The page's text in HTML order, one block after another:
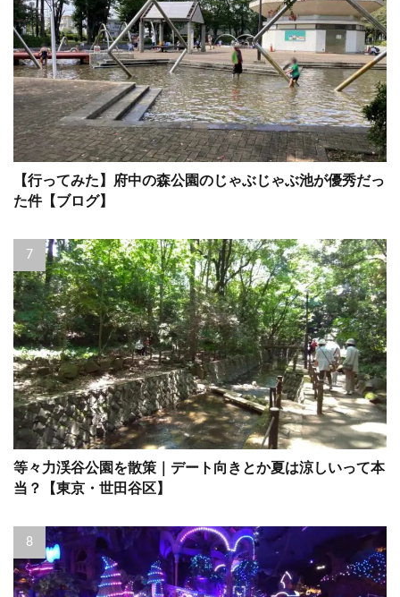
【行ってみた】府中の森公園のじゃぶじゃぶ池が優秀だっ
た件【ブログ】
等々力渓谷公園を散策｜デート向きとか夏は涼しいって本
当？【東京・世田谷区】